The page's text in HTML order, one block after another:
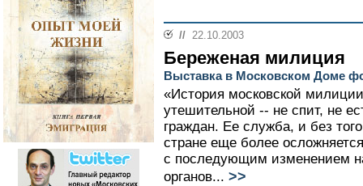
// 22.10.2003
Береженая милиция
Выставка в Московском Доме
«История московской
утешительной -- не спит, не
граждан. Ее служба, и без
стране еще более
с последующим изменением
органов... >>